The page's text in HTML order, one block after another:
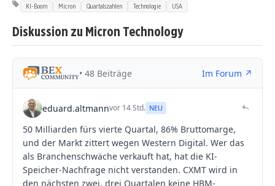
KI-Boom Micron Quartalszahlen Technologie USA
Diskussion zu Micron Technology